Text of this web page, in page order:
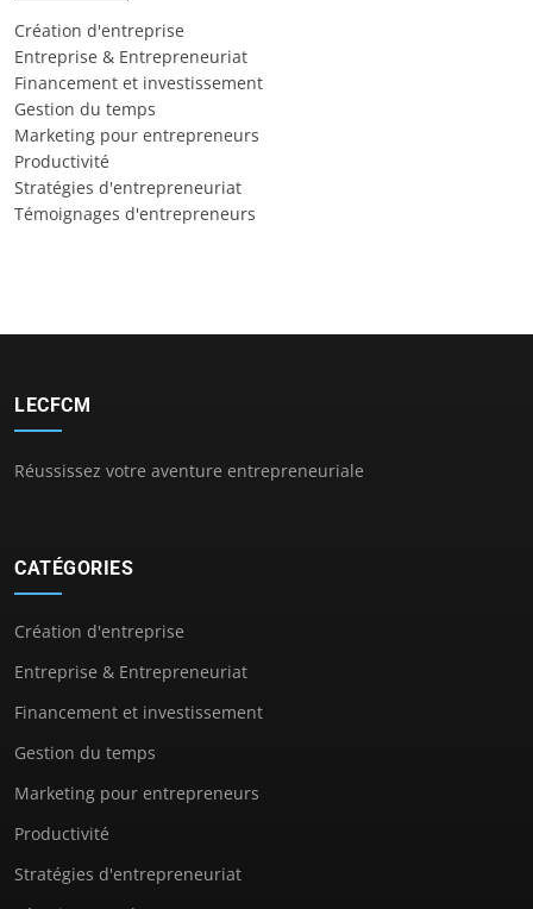
Création d'entreprise
Entreprise & Entrepreneuriat
Financement et investissement
Gestion du temps
Marketing pour entrepreneurs
Productivité
Stratégies d'entrepreneuriat
Témoignages d'entrepreneurs
LECFCM
Réussissez votre aventure entrepreneuriale
CATÉGORIES
Création d'entreprise
Entreprise & Entrepreneuriat
Financement et investissement
Gestion du temps
Marketing pour entrepreneurs
Productivité
Stratégies d'entrepreneuriat